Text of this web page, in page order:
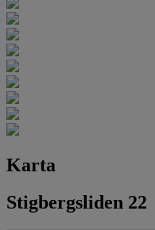
Karta
Stigbergsliden 22